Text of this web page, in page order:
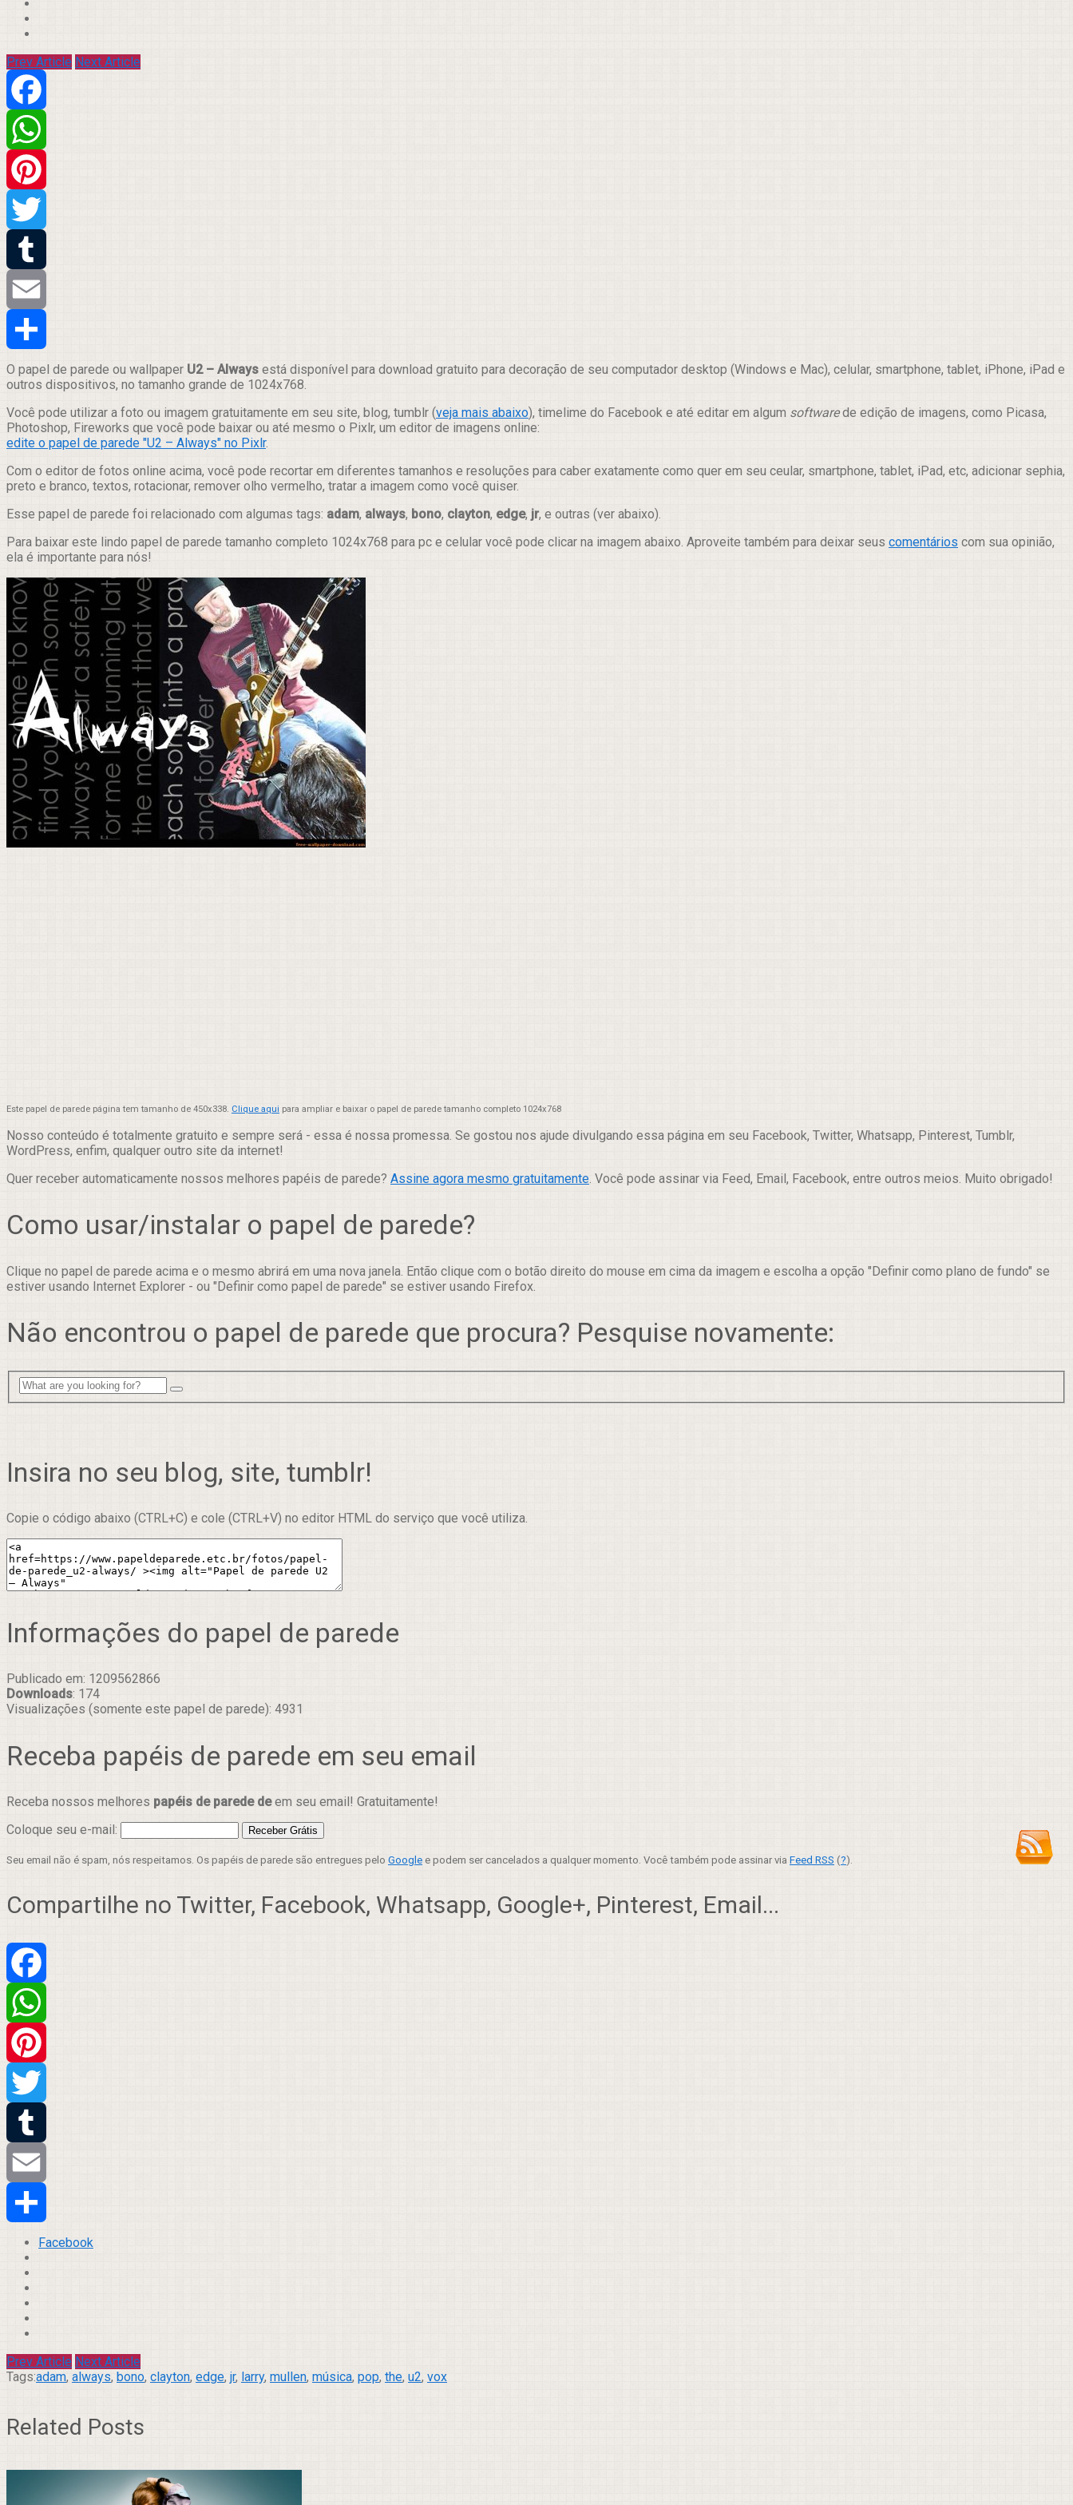
Prev Article Next Article
Facebook
WhatsApp
Pinterest
Twitter
Tumblr
Email
Compartilhar
O papel de parede ou wallpaper U2 – Always está disponível para download gratuito para decoração de seu computador desktop (Windows e Mac), celular, smartphone, tablet, iPhone, iPad e
outros dispositivos, no tamanho grande de 1024x768.
Você pode utilizar a foto ou imagem gratuitamente em seu site, blog, tumblr (veja mais abaixo), timelime do Facebook e até editar em algum softwarede edição de imagens, como Picasa,
Photoshop, Fireworks que você pode baixar ou até mesmo o Pixlr, um editor de imagens online:
edite o papel de parede "U2 – Always" no Pixlr.
Com o editor de fotos online acima, você pode recortar em diferentes tamanhos e resoluções para caber exatamente como quer em seu ceular, smartphone, tablet, iPad, etc, adicionar sephia,
preto e branco, textos, rotacionar, remover olho vermelho, tratar a imagem como você quiser.
Esse papel de parede foi relacionado com algumas tags: adam, always, bono, clayton, edge, jr, e outras (ver abaixo).
Para baixar este lindo papel de parede tamanho completo 1024x768 para pc e celular você pode clicar na imagem abaixo. Aproveite também para deixar seus comentários com sua opinião,
ela é importante para nós!
Este papel de parede página tem tamanho de 450x338. Clique aqui para ampliar e baixar o papel de parede tamanho completo 1024x768
Nosso conteúdo é totalmente gratuito e sempre será - essa é nossa promessa. Se gostou nos ajude divulgando essa página em seu Facebook, Twitter, Whatsapp, Pinterest, Tumblr,
WordPress, enfim, qualquer outro site da internet!
Quer receber automaticamente nossos melhores papéis de parede? Assine agora mesmo gratuitamente. Você pode assinar via Feed, Email, Facebook, entre outros meios. Muito obrigado!
Como usar/instalar o papel de parede?
Clique no papel de parede acima e o mesmo abrirá em uma nova janela. Então clique com o botão direito do mouse em cima da imagem e escolha a opção "Definir como plano de fundo" se
estiver usando Internet Explorer - ou "Definir como papel de parede" se estiver usando Firefox.
Não encontrou o papel de parede que procura? Pesquise novamente:
Insira no seu blog, site, tumblr!
Copie o código abaixo (CTRL+C) e cole (CTRL+V) no editor HTML do serviço que você utiliza.
Informações do papel de parede
Publicado em: 1209562866
Downloads: 174
Visualizações (somente este papel de parede): 4931
Receba papéis de parede em seu email
Receba nossos melhores papéis de parede deem seu email! Gratuitamente!
Coloque seu e-mail:
Seu email não é spam, nós respeitamos. Os papéis de parede são entregues pelo Google e podem ser cancelados a qualquer momento. Você também pode assinar via Feed RSS (?).
Compartilhe no Twitter, Facebook, Whatsapp, Google+, Pinterest, Email...
Facebook
WhatsApp
Pinterest
Twitter
Tumblr
Email
Compartilhar
Facebook
Prev Article Next Article
Tags:adam, always, bono, clayton, edge, jr, larry, mullen, música, pop, the, u2, vox
Related Posts